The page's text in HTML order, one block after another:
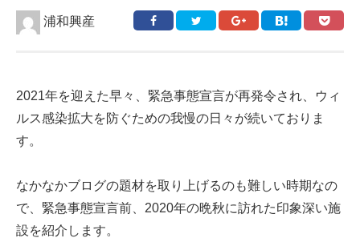
浦和興産
2021年を迎えた早々、緊急事態宣言が再発令され、ウィ
ルス感染拡大を防ぐための我慢の日々が続いておりま
す。
なかなかブログの題材を取り上げるのも難しい時期なの
で、緊急事態宣言前、2020年の晩秋に訪れた印象深い施
設を紹介します。